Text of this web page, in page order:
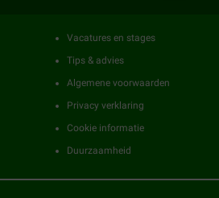
Vacatures en stages
Tips & advies
Algemene voorwaarden
Privacy verklaring
Cookie informatie
Duurzaamheid